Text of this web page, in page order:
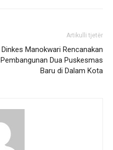
Artikulli tjetër
Dinkes Manokwari Rencanakan
Pembangunan Dua Puskesmas
Baru di Dalam Kota